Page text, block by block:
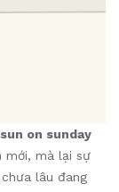
on sunday
mới, mà lại sự
lâu đang